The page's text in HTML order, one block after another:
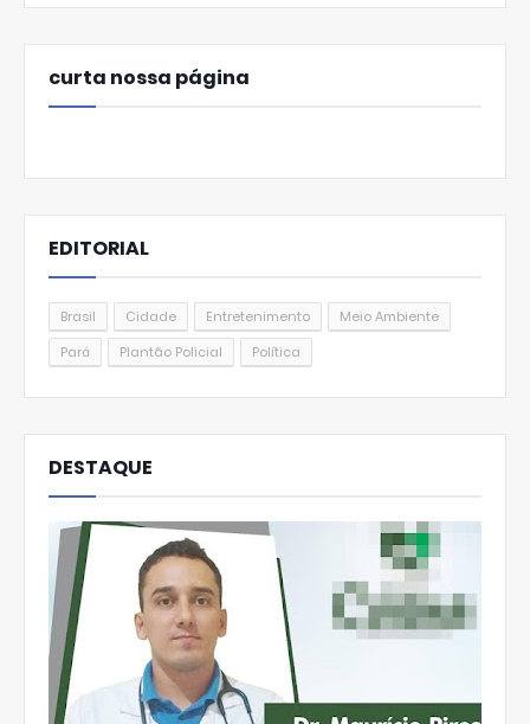
curta nossa página
EDITORIAL
Brasil Cidade Entretenimento
Meio Ambiente
Pará
Plantão Policial Política
DESTAQUE